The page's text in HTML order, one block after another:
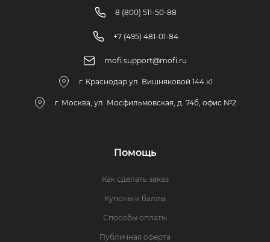
8 (800) 511-50-88
+7 (495) 481-01-84
mofi.support@mofi.ru
г. Краснодар ул. Вишняковой 144 к1
г. Москва, ул. Мосфильмовская, д. 74б, офис №2
Помощь
Как сделать заказ
Купоны и баллы
Способы оплаты
Публичная оферта